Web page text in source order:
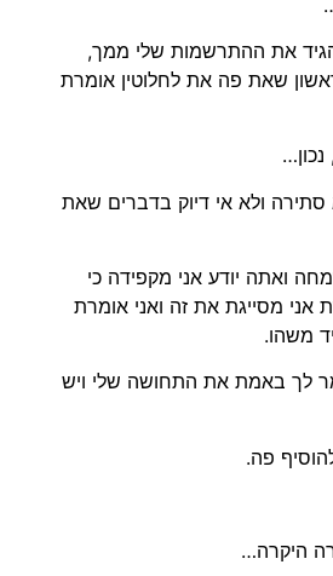
את ההתרשמות שלי ממך,
שאת פה את לחלוטין אומרת
ולא אי דיוק בדברים שאת
ואתה יודע אני מקפידה כי
אני מסייגת את זה ואני אומרת
משהו.
לך באמת את התחושה שלי ויש
פה.
היקרה…